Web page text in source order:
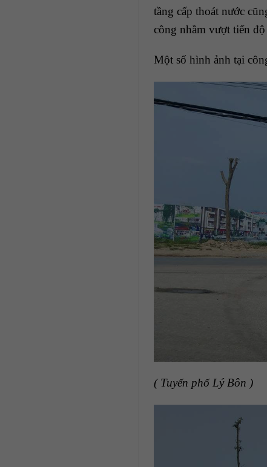
tầng cấp thoát nước
công nhằm vượt tiến
Một số hình ảnh tại
( Tuyến phố Lý Bôn )